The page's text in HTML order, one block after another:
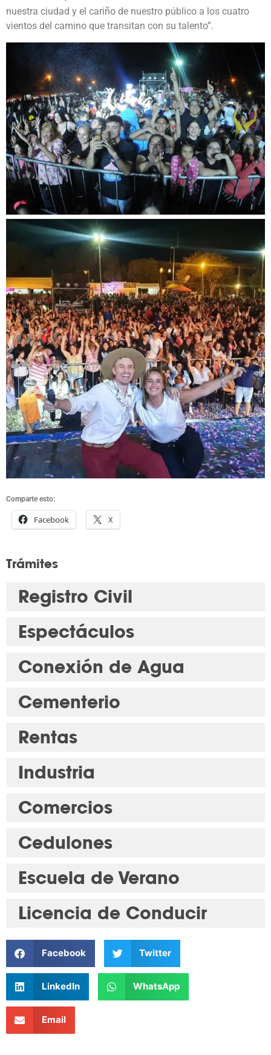
nuestra ciudad y el cariño de nuestro público a los cuatro
vientos del camino que transitan con su talento”.
Comparte esto:
Facebook X
Trámites
Registro Civil
Espectáculos
Conexión de Agua
Cementerio
Rentas
Industria
Comercios
Cedulones
Escuela de Verano
Licencia de Conducir
Facebook Twitter
LinkedIn WhatsApp
Email